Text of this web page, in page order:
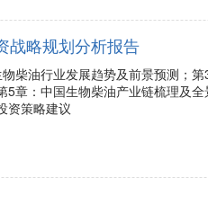
战略规划分析报告
柴油行业发展趋势及前景预测；
章：中国生物柴油产业链梳理及
资策略建议